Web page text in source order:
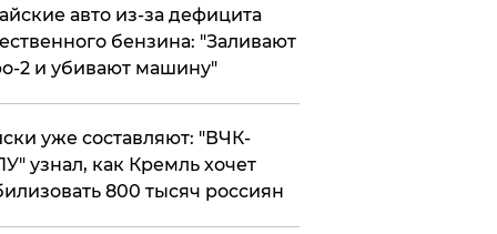
авто из-за дефицита
бензина: "Заливают
2 и убивают машину"
уже составляют: "ВЧК-
узнал, как Кремль хочет
800 тысяч россиян